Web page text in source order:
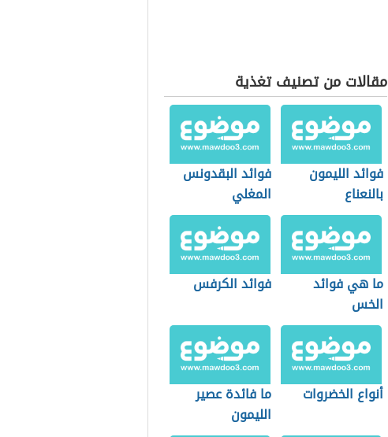
مقالات من تصنيف تغذية
فوائد الليمون
بالنعناع
فوائد البقدونس
المغلي
ما هي فوائد
الخس
فوائد الكرفس
أنواع الخضروات
ما فائدة عصير
الليمون